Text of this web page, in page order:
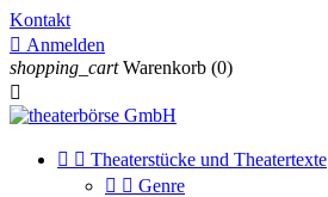
Kontakt
 Anmelden
shopping_cart Warenkorb (0)

  Theaterstücke und Theatertexte
  Genre